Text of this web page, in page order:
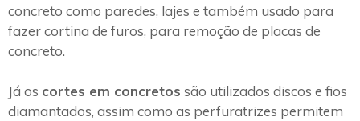
concreto como paredes, lajes e também usado para
fazer cortina de furos, para remoção de placas de
concreto.
Já os cortes em concretos são utilizados discos e fios
diamantados, assim como as perfuratrizes permitem